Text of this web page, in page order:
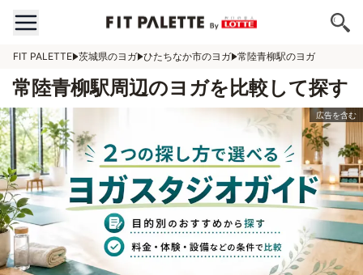
FIT PALETTE 茨城県のヨガ ひたちなか市のヨガ 常陸青柳駅のヨガ
常陸青柳駅周辺のヨガを比較して探す